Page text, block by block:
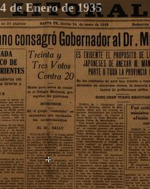
de Enero de 1935